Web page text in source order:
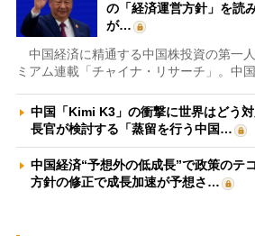
の「経済運営方針」を
が…
中国経済に精通する中国株投資の第一
ミアム連載「チャイナ・リサーチ」。中
中国「Kimi K3」の衝撃に世界はどう
長官が検討する「蒸留を行う中国…
中国経済“予想外の低成長”で政策の
方針の修正で成長加速が予想さ…